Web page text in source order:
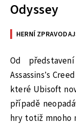
Odyssey
HERNÍ
Od
Assassins’s
které Ubisoft
případě
hry totiž mnoho